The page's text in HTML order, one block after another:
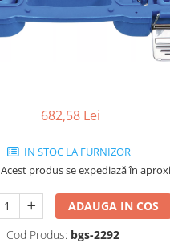
682,58 Lei
IN STOC LA FURNIZOR
Acest produs se expediază în
ADAUGA IN COS
Cod Produs: bgs-2292